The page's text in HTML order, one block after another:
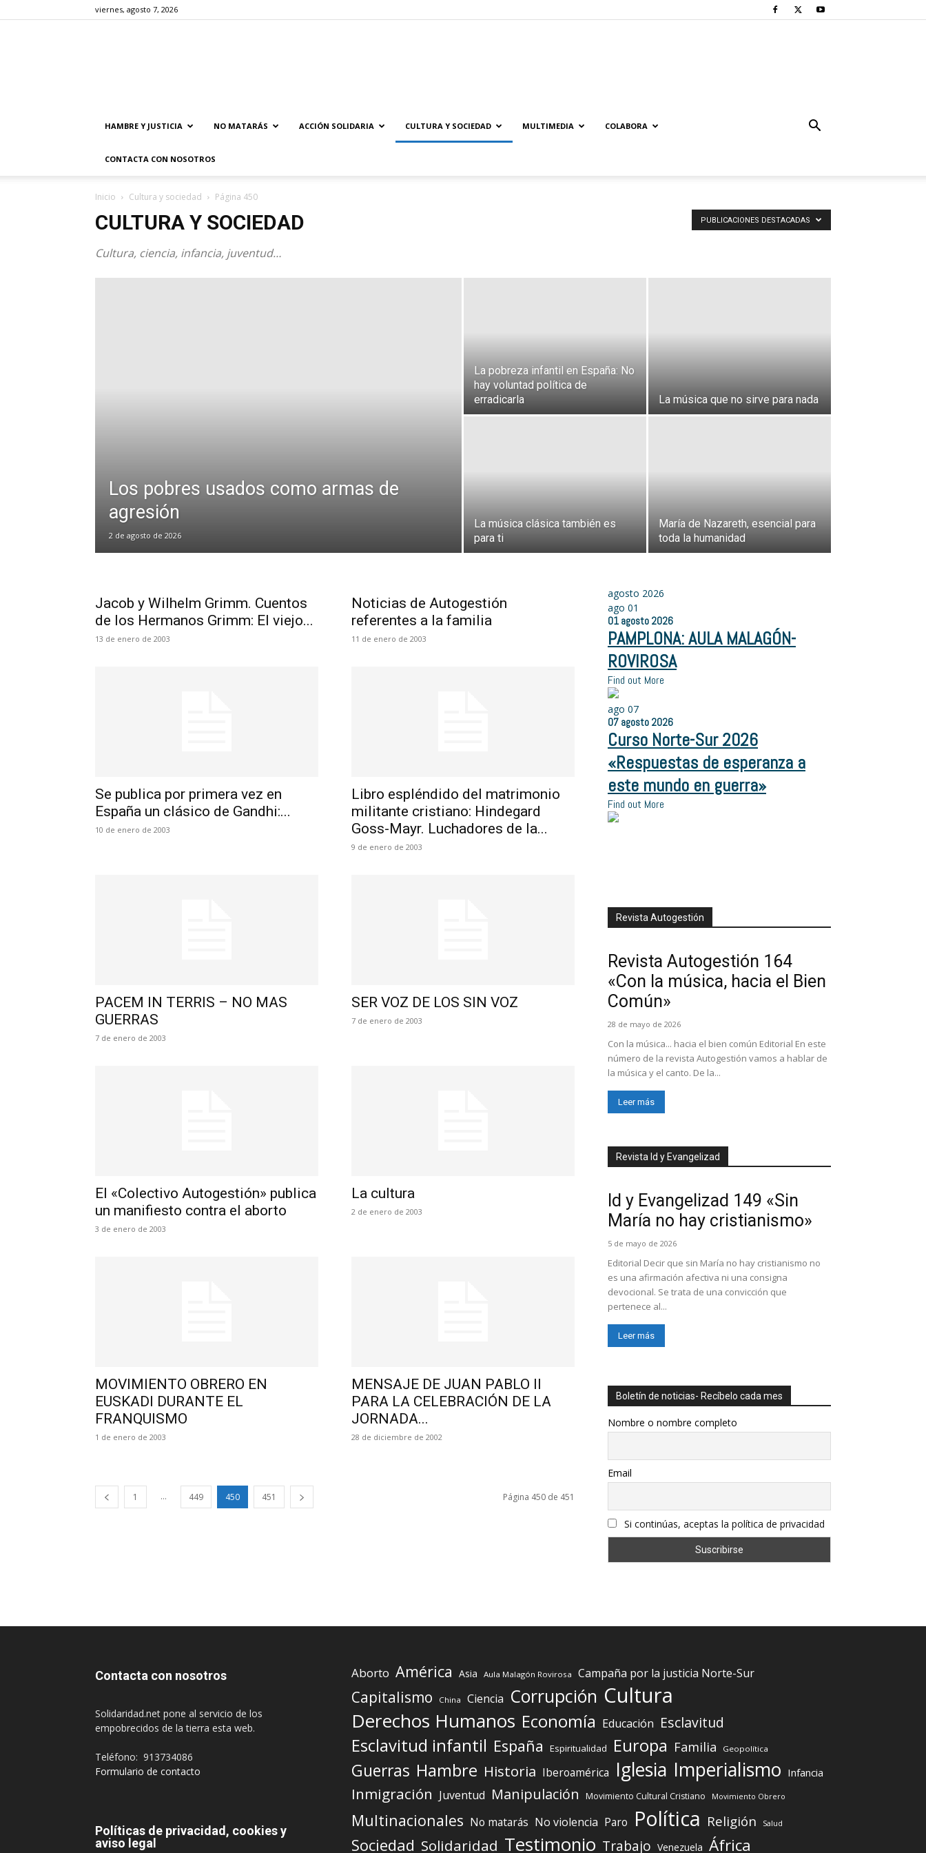
viernes, agosto 7, 2026
HAMBRE Y JUSTICIA NO MATARÁS ACCIÓN SOLIDARIA CULTURA Y SOCIEDAD MULTIMEDIA COLABORA
CONTACTA CON NOSOTROS
Inicio Cultura y sociedad Página 450
CULTURA Y SOCIEDAD
Cultura, ciencia, infancia, juventud…
PUBLICACIONES DESTACADAS
Los pobres usados como armas de
agresión
2 de agosto de 2026
La pobreza infantil en España: No
hay voluntad política de
erradicarla
La música que no sirve para nada
La música clásica también es
para ti
María de Nazareth, esencial para
toda la humanidad
Jacob y Wilhelm Grimm. Cuentos
de los Hermanos Grimm: El viejo...
13 de enero de 2003
Noticias de Autogestión
referentes a la familia
11 de enero de 2003
Se publica por primera vez en
España un clásico de Gandhi:...
10 de enero de 2003
Libro espléndido del matrimonio
militante cristiano: Hindegard
Goss-Mayr. Luchadores de la...
9 de enero de 2003
PACEM IN TERRIS – NO MAS
GUERRAS
7 de enero de 2003
SER VOZ DE LOS SIN VOZ
7 de enero de 2003
El «Colectivo Autogestión» publica
un manifiesto contra el aborto
3 de enero de 2003
La cultura
2 de enero de 2003
MOVIMIENTO OBRERO EN
EUSKADI DURANTE EL
FRANQUISMO
1 de enero de 2003
MENSAJE DE JUAN PABLO II
PARA LA CELEBRACIÓN DE LA
JORNADA...
28 de diciembre de 2002
1 ... 449 450 451 Página 450 de 451
agosto 2026
ago 01
01 agosto 2026
PAMPLONA: AULA MALAGÓN-
ROVIROSA
Find out More
ago 07
07 agosto 2026
Curso Norte-Sur 2026
«Respuestas de esperanza a
este mundo en guerra»
Find out More
Revista Autogestión
Revista Autogestión 164
«Con la música, hacia el Bien
Común»
28 de mayo de 2026
Con la música... hacia el bien común Editorial En este
número de la revista Autogestión vamos a hablar de
la música y el canto. De la...
Leer más
Revista Id y Evangelizad
Id y Evangelizad 149 «Sin
María no hay cristianismo»
5 de mayo de 2026
Editorial Decir que sin María no hay cristianismo no
es una afirmación afectiva ni una consigna
devocional. Se trata de una convicción que
pertenece al...
Leer más
Boletín de noticias- Recíbelo cada mes
Nombre o nombre completo
Email
Si continúas, aceptas la política de privacidad
Contacta con nosotros
Solidaridad.net pone al servicio de los
empobrecidos de la tierra esta web.
Teléfono: 913734086
Formulario de contacto
Políticas de privacidad, cookies y
aviso legal
Aborto América Asia Aula Malagón Rovirosa Campaña por la justicia Norte-Sur
Capitalismo China Ciencia Corrupción Cultura
Derechos Humanos Economía Educación Esclavitud
Esclavitud infantil España Espiritualidad Europa Familia Geopolítica
Guerras Hambre Historia Iberoamérica Iglesia Imperialismo Infancia
Inmigración Juventud Manipulación Movimiento Cultural Cristiano Movimiento Obrero
Multinacionales No matarás No violencia Paro Política Religión Salud
Sociedad Solidaridad Testimonio Trabajo Venezuela África